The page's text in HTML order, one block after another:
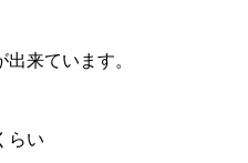
来ています。
らい